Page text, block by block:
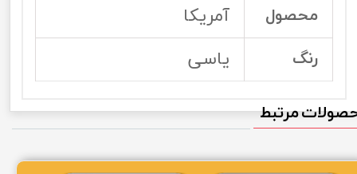
محصول آمریکا
رنگ یاسی
مرتبط